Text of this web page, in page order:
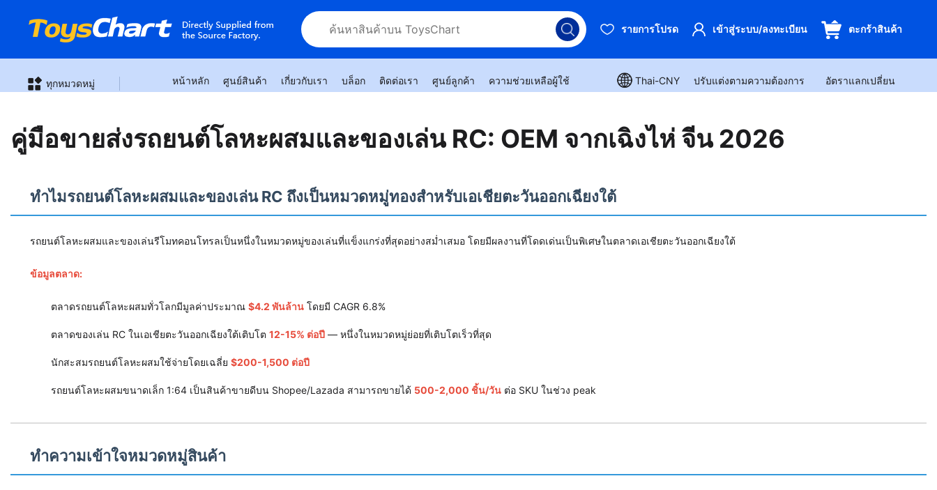
รายการโปรด เข้าสู่ระบบ/ลงทะเบียน ตะกร้าสินค้า
ทุกหมวดหมู่ หน้าหลัก ศูนย์สินค้า เกี่ยวกับเรา บล็อก ติดต่อเรา ศูนย์ลูกค้า ความช่วยเหลือผู้ใช้ Thai-CNY ปรับแต่งตามความต้องการ อัตราแลกเปลี่ยน
คู่มือขายส่งรถยนต์โลหะผสมและของเล่น RC: OEM จากเฉิงไห่ จีน 2026
ทำไมรถยนต์โลหะผสมและของเล่น RC ถึงเป็นหมวดหมู่ทองสำหรับเอเชียตะวันออกเฉียงใต้
รถยนต์โลหะผสมและของเล่นรีโมทคอนโทรลเป็นหนึ่งในหมวดหมู่ของเล่นที่แข็งแกร่งที่สุดอย่างสม่ำเสมอ โดยมีผลงานที่โดดเด่นเป็นพิเศษในตลาดเอเชียตะวันออกเฉียงใต้
ข้อมูลตลาด:
ตลาดรถยนต์โลหะผสมทั่วโลกมีมูลค่าประมาณ $4.2 พันล้าน โดยมี CAGR 6.8%
ตลาดของเล่น RC ในเอเชียตะวันออกเฉียงใต้เติบโต 12-15% ต่อปี — หนึ่งในหมวดหมู่ย่อยที่เติบโตเร็วที่สุด
นักสะสมรถยนต์โลหะผสมใช้จ่ายโดยเฉลี่ย $200-1,500 ต่อปี
รถยนต์โลหะผสมขนาดเล็ก 1:64 เป็นสินค้าขายดีบน Shopee/Lazada สามารถขายได้ 500-2,000 ชิ้น/วัน ต่อ SKU ในช่วง peak
ทำความเข้าใจหมวดหมู่สินค้า